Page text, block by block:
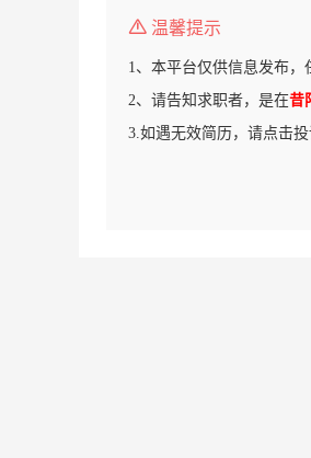
温馨提示
1、本平台仅供信息发布，
2、请告知求职者，是在昔
3.如遇无效简历，请点击